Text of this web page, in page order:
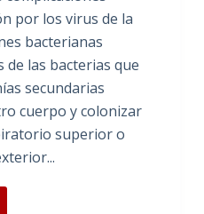
por los virus de la
bacterianas
las bacterias que
secundarias
cuerpo y colonizar
superior o